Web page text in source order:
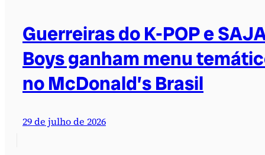
Guerreiras do K-POP e
Boys ganham menu
no McDonald’s Brasil
29 de julho de 2026